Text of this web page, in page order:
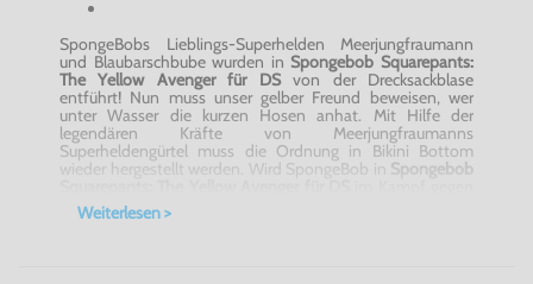
SpongeBobs Lieblings-Superhelden Meerjungfraumann
und Blaubarschbube wurden in Spongebob Squarepants:
The Yellow Avenger​​​​​​​ für DSvon der Drecksackblase
entführt! Nun muss unser gelber Freund beweisen, wer
unter Wasser die kurzen Hosen anhat. Mit Hilfe der
legendären Kräfte von Meerjungfraumanns
Superheldengürtel muss die Ordnung in Bikini Bottom
wieder hergestellt werden. Wird SpongeBob in Spongebob
die Drecksackblase und ihre hinterhältigen Horden
bestehen?
Weiterlesen >